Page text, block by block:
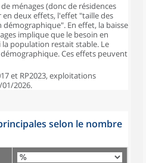
ménages (donc de résidences
deux effets, l'effet "taille des
En effet, la baisse
implique que le besoin en
population restait stable. Le
Ces effets peuvent
et RP2023, exploitations
2026.
selon le nombre